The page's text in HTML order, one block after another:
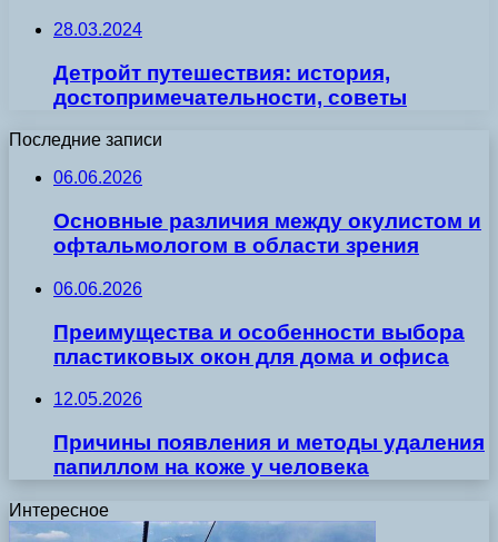
28.03.2024
Детройт путешествия: история,
достопримечательности, советы
Последние записи
06.06.2026
Основные различия между окулистом и
офтальмологом в области зрения
06.06.2026
Преимущества и особенности выбора
пластиковых окон для дома и офиса
12.05.2026
Причины появления и методы удаления
папиллом на коже у человека
Интересное